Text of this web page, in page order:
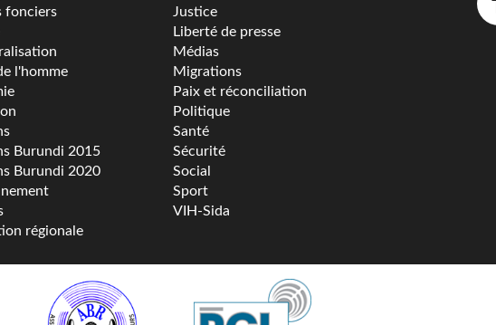
fonciers
l'homme
Burundi 2015
Burundi 2020
régionale
Justice
Liberté de presse
Médias
Migrations
Paix et réconciliation
Politique
Santé
Sécurité
Social
Sport
VIH-Sida